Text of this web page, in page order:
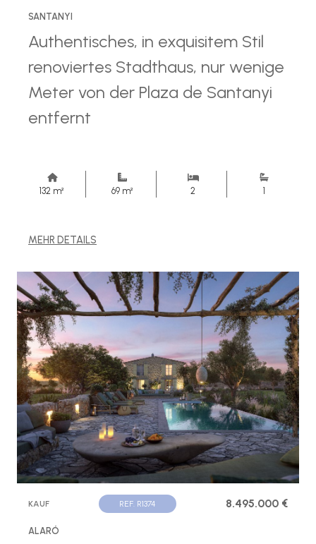
SANTANYI
Authentisches, in exquisitem Stil
renoviertes Stadthaus, nur wenige
Meter von der Plaza de Santanyi
entfernt
132 m² 69 m² 2 1
MEHR DETAILS
KAUF REF. R1374 8.495.000 €
ALARÓ